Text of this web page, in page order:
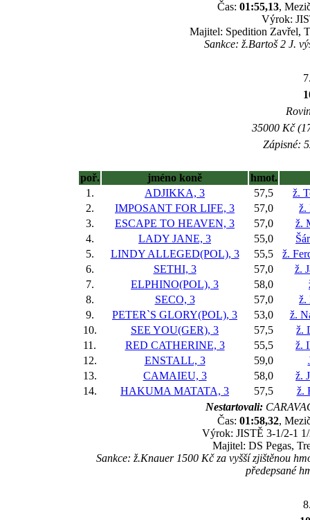
Čas: 01:55,13,
Výrok:
Majitel: Spedition Zavřel,
Sankce: ž.Bartoš 2 J.
35000 Kč
Zápisné:
poř. jméno koně
hmot.
1.
ADJIKKA, 3 57,5
ž.
2.
IMPOSANT FOR LIFE, 3 57,0
ž.
3.
ESCAPE TO HEAVEN, 3 57,0
ž.
4.
LADY JANE, 3 55,0
5.
LINDY ALLEGED(POL), 3 55,5
ž.
6.
SETHI, 3 57,0
ž.
7.
ELPHINO(POL), 3 58,0
8.
SECO, 3 57,0
ž.
9.
PETER`S GLORY(POL), 3 53,0
ž.
10.
SEE YOU(GER), 3 57,5
ž.
11.
RED CATHERINE, 3 55,5
ž.
12.
ENSTALL, 3 59,0
13.
CAMAIEU, 3 58,0
ž.
14.
HAKUMA MATATA, 3 57,5
ž.
Nestartovali:
Čas: 01:58,32,
Výrok: JISTĚ 3-1/2-1
Majitel: DS Pegas,
Sankce: ž.Knauer 1500 Kč za vyšší zjištěnou
předepsané